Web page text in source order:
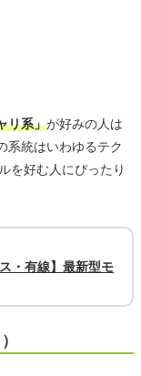
リ系」が好みの人は
系統はいわゆるテク
を好む人にぴったり
・有線】最新型モ